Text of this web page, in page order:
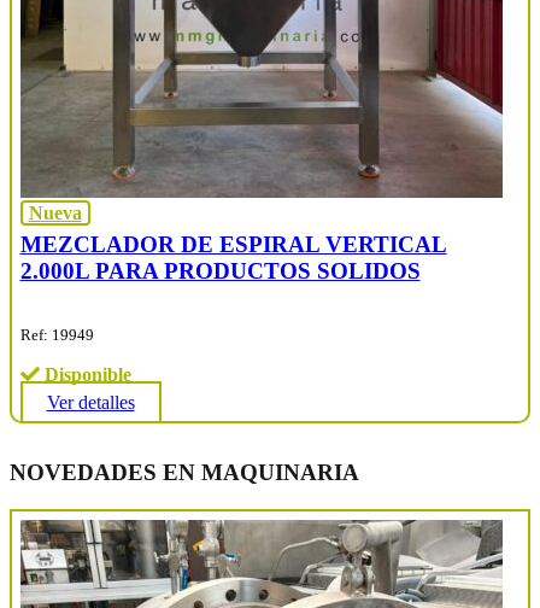
Nueva
MEZCLADOR DE ESPIRAL VERTICAL
2.000L PARA PRODUCTOS SOLIDOS
Ref: 19949
Disponible
Ver detalles
NOVEDADES EN MAQUINARIA